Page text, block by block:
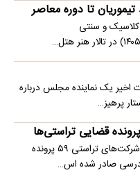
کلاسیک و سنتی
اخیر یک نماینده مجلس درباره
پرهیز…
قضایی تراستی‌ها
دادستان تهران گفت: تاکنون برای مدیران شرکت‌های تراستی ۵۹ پرونده